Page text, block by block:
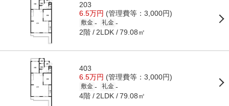
203
6.5万円 (管理費等：3,000円)
敷金 - 礼金 -
2階 2LDK 79.08㎡
403
6.5万円 (管理費等：3,000円)
敷金 - 礼金 -
4階 2LDK 79.08㎡